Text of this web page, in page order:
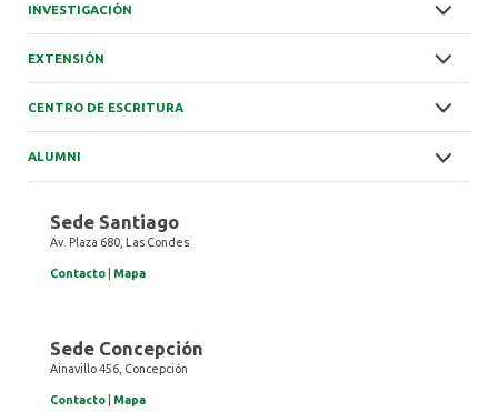
INVESTIGACIÓN
EXTENSIÓN
CENTRO DE ESCRITURA
ALUMNI
Sede Santiago
Av. Plaza 680, Las Condes
Contacto Mapa
Sede Concepción
Ainavillo 456, Concepción
Contacto Mapa